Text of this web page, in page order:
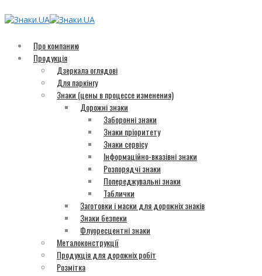
Про компанию
Продукція
Дзеркала оглядові
Для паркінгу
Знаки (цены в процессе изменения)
Дорожні знаки
Заборонні знаки
Знаки пріоритету
Знаки сервісу
Інформаційно-вказівні знаки
Розпорядчі знаки
Попереджувальні знаки
Таблички
Заготовки і маски для дорожніх знаків
Знаки безпеки
Флуоресцентні знаки
Металоконструкції
Продукція для дорожніх робіт
Розмітка